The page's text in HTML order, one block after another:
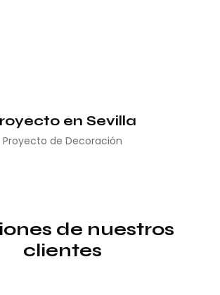
en Sevilla
Proyecto de Decoración
de nuestros
clientes